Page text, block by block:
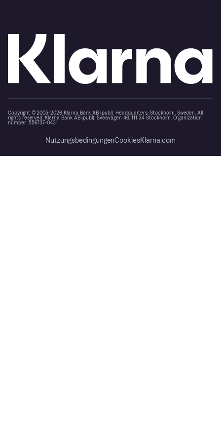
Copyright © 2005-2026 Klarna Bank AB (publ). Headquarters: Stockholm, Sweden. All
rights reserved. Klarna Bank AB (publ). Sveavägen 46, 111 34 Stockholm. Organization
number: 556737-0431
NutzungsbedingungenCookiesKlarna.com